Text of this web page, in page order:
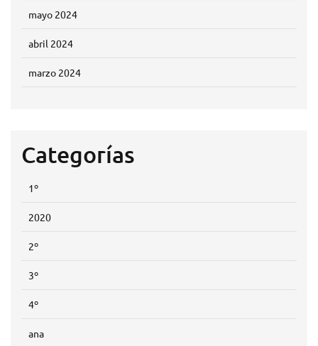
mayo 2024
abril 2024
marzo 2024
Categorías
1º
2020
2º
3º
4º
ana